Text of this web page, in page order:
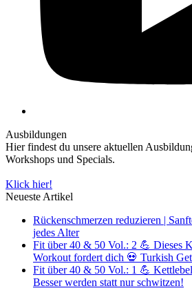
Ausbildungen
Hier findest du unsere aktuellen
Workshops und Specials.
Klick hier!
Neueste Artikel
Rückenschmerzen reduzieren |
jedes Alter
Fit über 40 & 50 Vol.: 2 💪 Dieses
Workout fordert dich 💀 Turkish
Fit über 40 & 50 Vol.: 1 💪
Besser werden statt nur schwitzen!